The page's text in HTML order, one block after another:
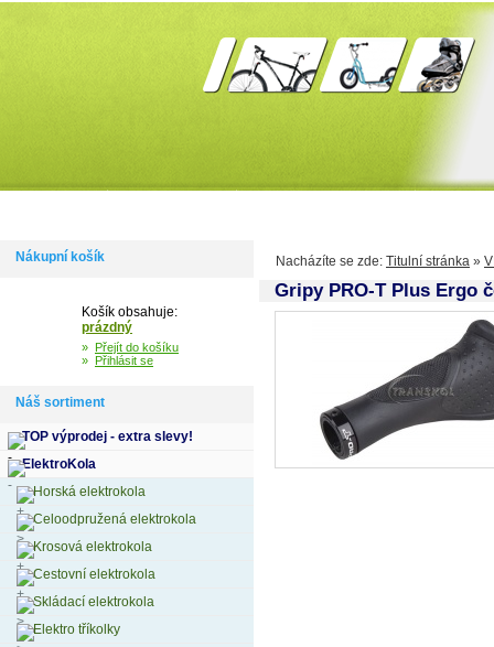
Nacházíte se zde: Titulní stránka »
Gripy PRO-T Plus Ergo
Nákupní košík
Košík obsahuje:
prázdný
» Přejít do košíku
» Přihlásit se
Náš sortiment
TOP výprodej - extra slevy!
ElektroKola
Horská elektrokola
Celoodpružená elektrokola
Krosová elektrokola
Cestovní elektrokola
Skládací elektrokola
Elektro tříkolky